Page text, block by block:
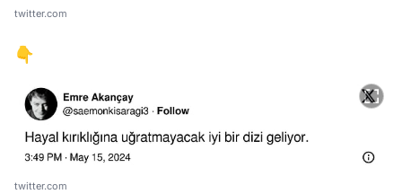
twitter.com
👇
twitter.com